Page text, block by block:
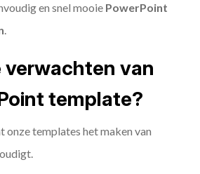
en snel mooie PowerPoint
.
verwachten van
template?
onze templates het maken van